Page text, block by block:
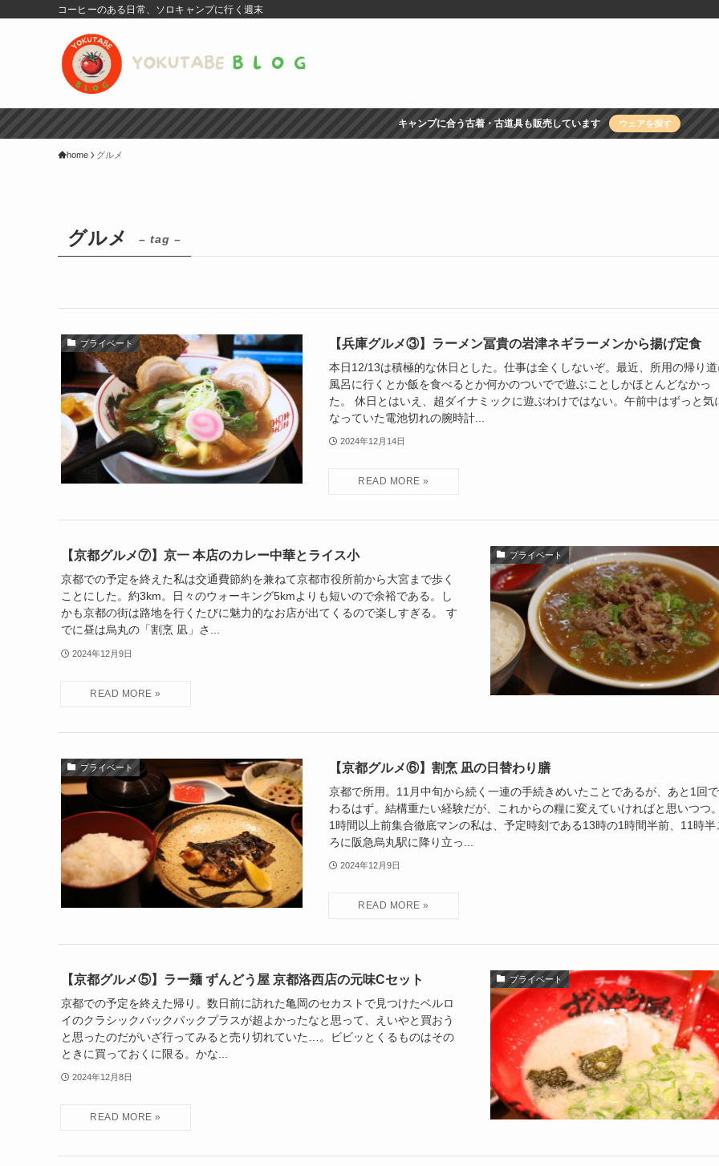
コーヒーのある日常、ソロキャンプに行く週末
キャンプに合う古着・古道具も販売しています ウェアを探す
home グルメ
グルメ – tag –
プライベート 【兵庫グルメ③】ラーメン冨貴の岩津ネギラーメンから揚げ定食
本日12/13は積極的な休日とした。仕事は全くしないぞ。最近、所用の帰り
風呂に行くとか飯を食べるとか何かのついでで遊ぶことしかほとんどなかっ
た。 休日とはいえ、超ダイナミックに遊ぶわけではない。午前中はずっと気
なっていた電池切れの腕時計...
2024年12月14日
プライベート
【京都グルメ⑦】京一 本店のカレー中華とライス小
京都での予定を終えた私は交通費節約を兼ねて京都市役所前から大宮まで歩く
ことにした。約3km。日々のウォーキング5kmよりも短いので余裕である。し
かも京都の街は路地を行くたびに魅力的なお店が出てくるので楽しすぎる。 す
でに昼は烏丸の「割烹 凪」さ...
2024年12月9日
プライベート 【京都グルメ⑥】割烹 凪の日替わり膳
京都で所用。11月中旬から続く一連の手続きめいたことであるが、あと1回
わるはず。結構重たい経験だが、これからの糧に変えていければと思いつつ
1時間以上前集合徹底マンの私は、予定時刻である13時の1時間半前、11時半
ろに阪急烏丸駅に降り立っ...
2024年12月9日
プライベート
【京都グルメ⑤】ラー麺 ずんどう屋 京都洛西店の元味Cセット
京都での予定を終えた帰り。数日前に訪れた亀岡のセカストで見つけたベルロ
イのクラシックバックパックプラスが超よかったなと思って、えいやと買おう
と思ったのだがいざ行ってみると売り切れていた…。ビビッとくるものはその
ときに買っておくに限る。かな...
2024年12月8日